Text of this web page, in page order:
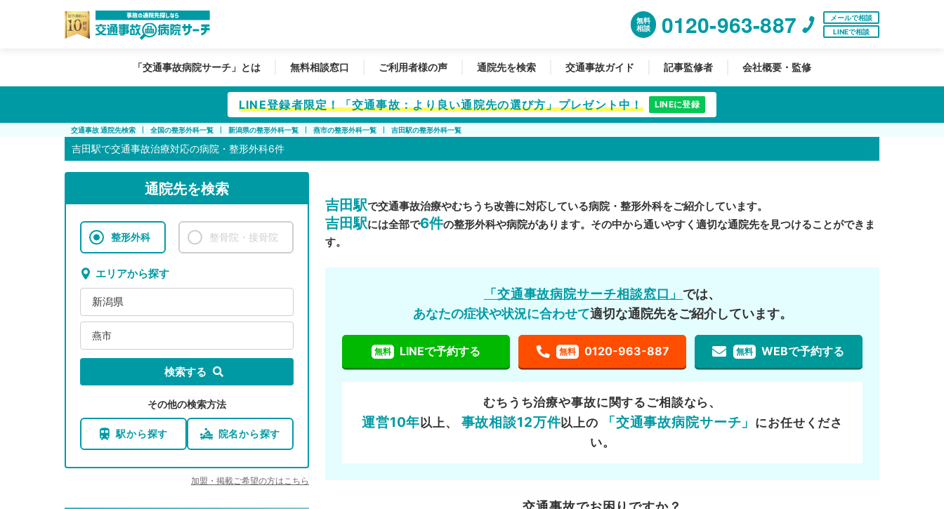
無料
相談
0120-963-887
メールで相談
LINEで相談
「交通事故病院サーチ」とは 無料相談窓口 ご利用者様の声 通院先を検索 交通事故ガイド 記事監修者 会社概要・監修
LINE登録者限定！「交通事故：より良い通院先の選び方」プレゼント中！ LINEに登録
交通事故 通院先検索 全国の整形外科一覧 新潟県の整形外科一覧 燕市の整形外科一覧 吉田駅の整形外科一覧
吉田駅で交通事故治療対応の病院・整形外科6件
通院先を検索
整形外科 整骨院・接骨院
エリアから探す
新潟県
燕市
検索する
その他の検索方法
駅から探す 院名から探す
加盟・掲載ご希望の方はこちら
吉田駅で交通事故治療やむちうち改善に対応している病院・整形外科をご紹介しています。
吉田駅には全部で6件の整形外科や病院があります。その中から通いやすく適切な通院先を見つけることができま
す。
「交通事故病院サーチ相談窓口」 では、
あなたの症状や状況に合わせて適切な通院先をご紹介しています。
無料 LINEで予約する 無料 0120-963-887 無料 WEBで予約する
むちうち治療や事故に関するご相談なら、
運営10年以上、 事故相談12万件以上の 「交通事故病院サーチ」 にお任せくださ
い。